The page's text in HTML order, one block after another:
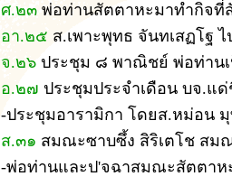
ศ.๒๓พ่อท่านสัตตาหะมาทำกิจที่
อา.๒๕ ส.เพาะพุทธ จันทเสฏโฐ
จ.๒๖ประชุม ๘ พาณิชย์ พ่อท่านเ
อ.๒๗ ประชุมประจำเดือน บจ.แ
-ประชุมอารามิกา โดยส.หม่อน
ส.๓๑ สมณะซาบซึ้ง สิริเตโช สม
-พ่อท่านและป'จฉาสมณะสัตตาห